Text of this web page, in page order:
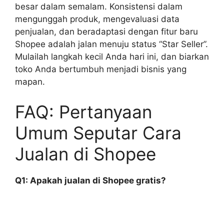
besar dalam semalam. Konsistensi dalam
mengunggah produk, mengevaluasi data
penjualan, dan beradaptasi dengan fitur baru
Shopee adalah jalan menuju status “Star Seller”.
Mulailah langkah kecil Anda hari ini, dan biarkan
toko Anda bertumbuh menjadi bisnis yang
mapan.
FAQ: Pertanyaan
Umum Seputar Cara
Jualan di Shopee
Q1: Apakah jualan di Shopee gratis?